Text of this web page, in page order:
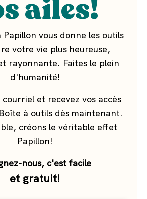
ailes!
vous donne les outils
votre vie plus heureuse,
rayonnante. Faites le plein
d'humanité!
et recevez vos accès
à outils dès maintenant.
créons le véritable effet
Papillon!
nous, c'est facile
et gratuit!